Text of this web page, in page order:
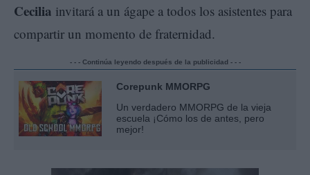
Cecilia invitará a un ágape a todos los asistentes para
compartir un momento de fraternidad.
- - - Continúa leyendo después de la publicidad - - -
Corepunk MMORPG
Un verdadero MMORPG de la vieja
escuela ¡Cómo los de antes, pero
mejor!